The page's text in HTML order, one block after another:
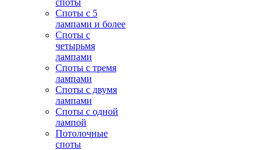
споты
Споты с 5
лампами и более
Споты с
четырьмя
лампами
Споты с тремя
лампами
Споты с двумя
лампами
Споты с одной
лампой
Потолочные
споты